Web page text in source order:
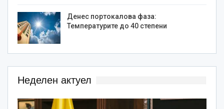
Денес портокалова фаза:
Температурите до 40 степени
Неделен актуел